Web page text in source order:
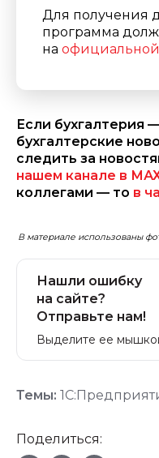
Для получения
программа
на
Если бухгалтерия
бухгалтерские
следить за
нашем канале в
коллегами — то в
В материале использованы
Нашли ошибку
на сайте?
Отправьте нам!
Выделите ее
Темы:
Поделиться: